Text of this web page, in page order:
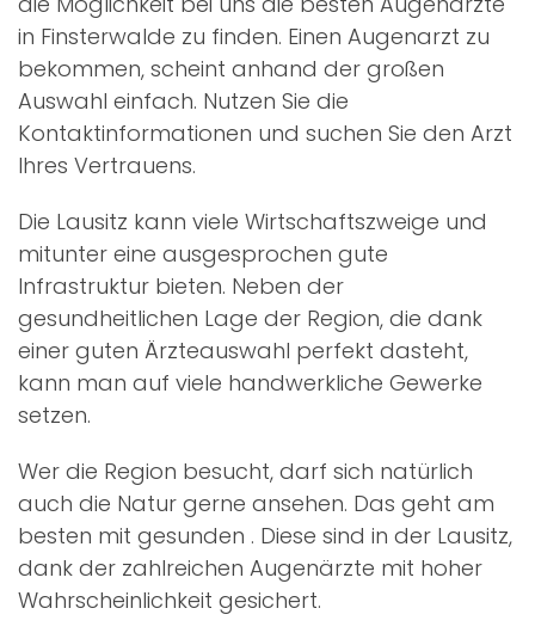
in Finsterwalde zu finden. Einen Augenarzt zu
bekommen, scheint anhand der großen
Auswahl einfach. Nutzen Sie die
Kontaktinformationen und suchen Sie den Arzt
Ihres Vertrauens.
Die Lausitz kann viele Wirtschaftszweige und
mitunter eine ausgesprochen gute
Infrastruktur bieten. Neben der
gesundheitlichen Lage der Region, die dank
einer guten Ärzteauswahl perfekt dasteht,
kann man auf viele handwerkliche Gewerke
setzen.
Wer die Region besucht, darf sich natürlich
auch die Natur gerne ansehen. Das geht am
besten mit gesunden . Diese sind in der Lausitz,
dank der zahlreichen Augenärzte mit hoher
Wahrscheinlichkeit gesichert.